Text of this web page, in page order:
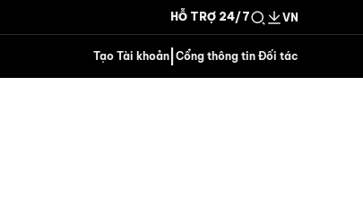
HỖ TRỢ 24/7 VN
Tạo Tài khoản Cổng thông tin Đối tác